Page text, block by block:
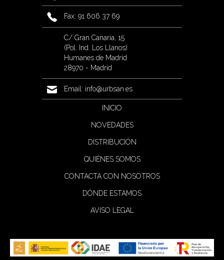
Fax: 91 606 37 69
C/ Gran Canaria, 15
(Pol. Ind. Los Llanos)
Humanes de Madrid
28970 - Madrid
Email: info@urbsan.es
INICIO
NOVEDADES
DISTRIBUCIÓN
QUIÉNES SOMOS
CONTACTA CON NOSOTROS
DÓNDE ESTAMOS
AVISO LEGAL